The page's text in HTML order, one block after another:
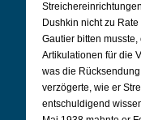
Dushkin nicht zu
Gautier bitten
Artikulationen für die
was die
verzögerte, wie er
entschuldigend